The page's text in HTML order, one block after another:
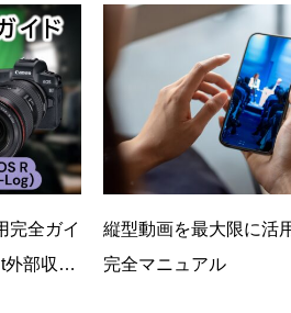
完全ガイ
外部収
縦型動画を最大限に活
完全マニュアル